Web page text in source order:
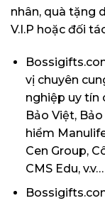
nhân, quà tặng
V.I.P hoặc đối
vị chuyên
nghiệp uy tín
Bảo Việt,
hiểm
Cen Group,
CMS Edu, v.v…